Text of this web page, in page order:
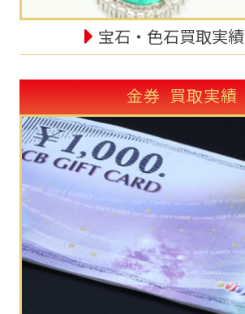
宝石・色石買取実績
金券 買取実績